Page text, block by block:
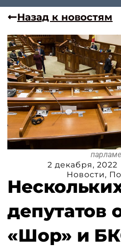
Назад к новостям
2 декабря, 2022
Новости,
депутатов
«Шор» и